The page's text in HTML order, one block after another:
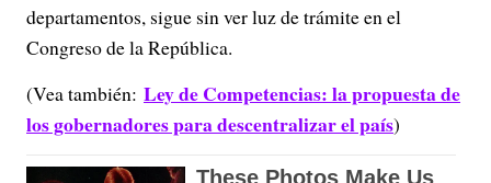
departamentos, sigue sin ver luz de trámite en el
Congreso de la República.
(Vea también: Ley de Competencias: la propuesta de
los gobernadores para descentralizar el país)